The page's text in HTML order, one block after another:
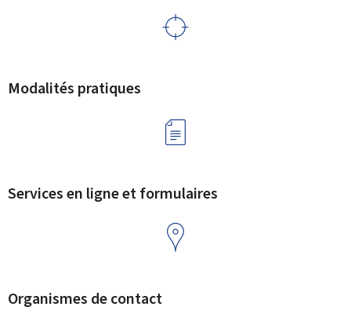
Modalités pratiques
Services en ligne et formulaires
Organismes de contact